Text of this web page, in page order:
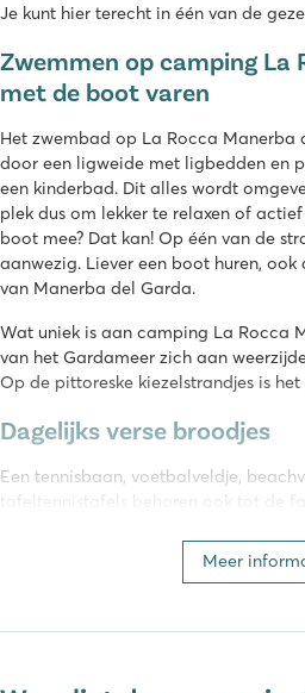
Je kunt hier terecht in één van de
Zwemmen op camping La
met de boot varen
Het zwembad op La Rocca
door een ligweide met ligbedden en
een kinderbad. Dit alles wordt
plek dus om lekker te relaxen of
boot mee? Dat kan! Op één van de
aanwezig. Liever een boot huren,
van Manerba del Garda.
Wat uniek is aan camping La Rocca
van het Gardameer zich aan
Op de pittoreske kiezelstrandjes is
Dagelijks verse broodjes
Een tennisbaan, voetbalveldje,
tafeltennistafels behoren ook tot de
iets drinken in de bar met terras of
lekkere verse broodjes. La Rocca
Meer